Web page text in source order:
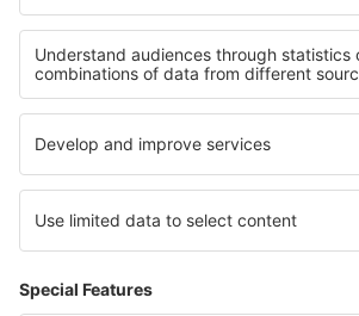
Hoteluri în Massanzago Hoteluri în Road
Cele mai bune hoteluri - regiuni
Hoteluri în Olanda Hoteluri in Țara Bascilor
Hoteluri in Krkonose Mountains Hoteluri